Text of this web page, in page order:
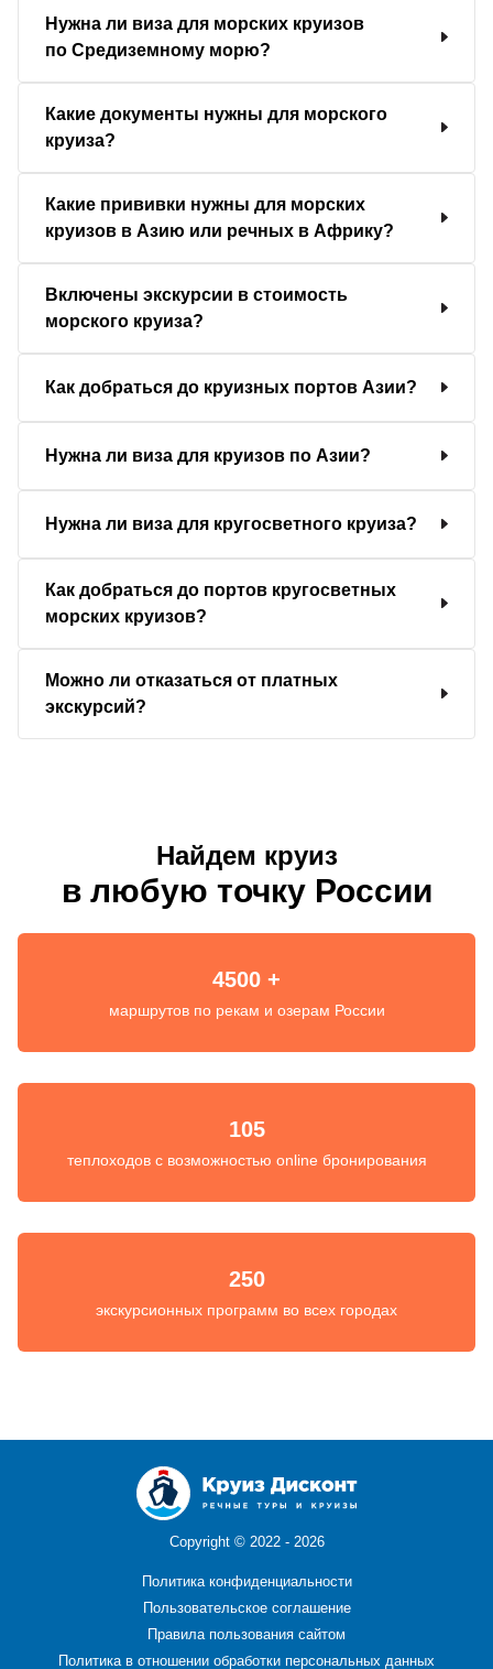
Нужна ли виза для морских круизов
по Средиземному морю?
Какие документы нужны для морского
круиза?
Какие прививки нужны для морских
круизов в Азию или речных в Африку?
Включены экскурсии в стоимость
морского круиза?
Как добраться до круизных портов Азии?
Нужна ли виза для круизов по Азии?
Нужна ли виза для кругосветного круиза?
Как добраться до портов кругосветных
морских круизов?
Можно ли отказаться от платных
экскурсий?
Найдем круиз
в любую точку России
4500 +
маршрутов по рекам и озерам России
105
теплоходов с возможностью online бронирования
250
экскурсионных программ во всех городах
Copyright © 2022 - 2026
Политика конфиденциальности
Пользовательское соглашение
Правила пользования сайтом
Политика в отношении обработки персональных данных